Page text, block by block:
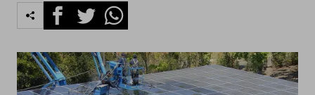
FacebookTwitterWhatsapp